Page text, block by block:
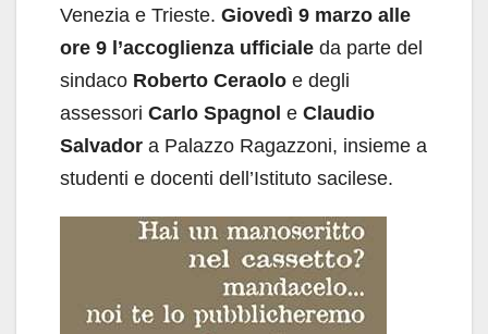
Venezia e Trieste. Giovedì 9 marzo alle
ore 9 l’accoglienza ufficiale da parte del
sindaco Roberto Ceraolo e degli
assessori Carlo Spagnol e Claudio
Salvador a Palazzo Ragazzoni, insieme a
studenti e docenti dell’Istituto sacilese.